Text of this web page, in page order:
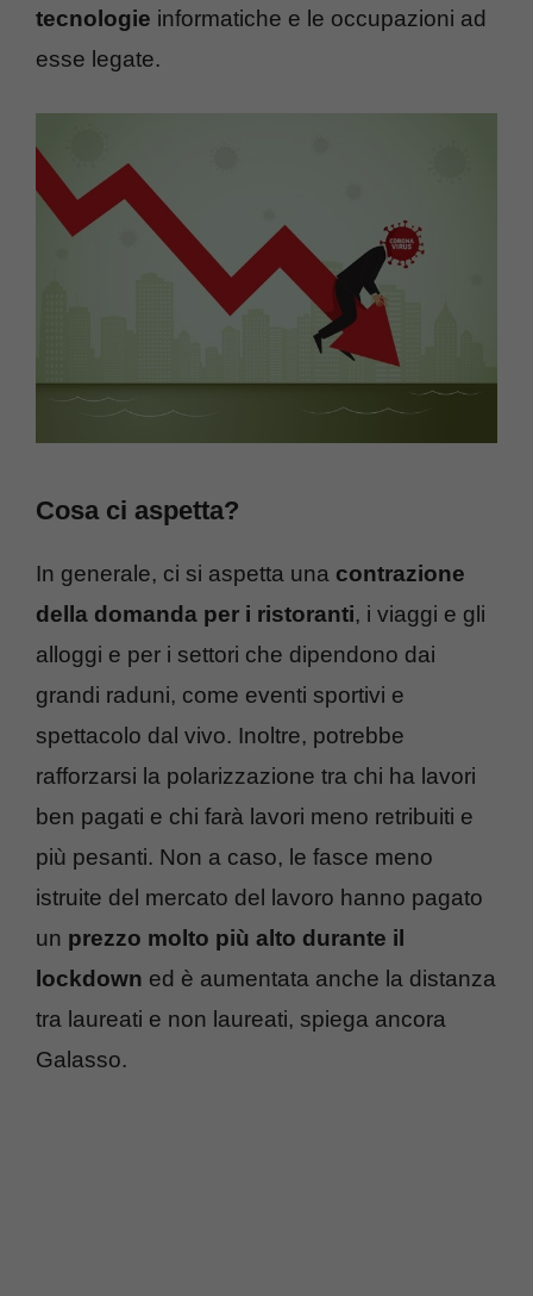
tecnologie informatiche e le occupazioni ad
esse legate.
Cosa ci aspetta?
In generale, ci si aspetta una contrazione
della domanda per i ristoranti, i viaggi e gli
alloggi e per i settori che dipendono dai
grandi raduni, come eventi sportivi e
spettacolo dal vivo. Inoltre, potrebbe
rafforzarsi la polarizzazione tra chi ha lavori
ben pagati e chi farà lavori meno retribuiti e
più pesanti. Non a caso, le fasce meno
istruite del mercato del lavoro hanno pagato
un prezzo molto più alto durante il
lockdown ed è aumentata anche la distanza
tra laureati e non laureati, spiega ancora
Galasso.